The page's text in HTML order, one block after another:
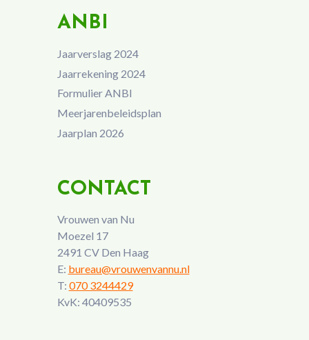
ANBI
Jaarverslag 2024
Jaarrekening 2024
Formulier ANBI
Meerjarenbeleidsplan
Jaarplan 2026
CONTACT
Vrouwen van Nu
Moezel 17
2491 CV Den Haag
E: bureau@vrouwenvannu.nl
T: 070 3244429
KvK: 40409535